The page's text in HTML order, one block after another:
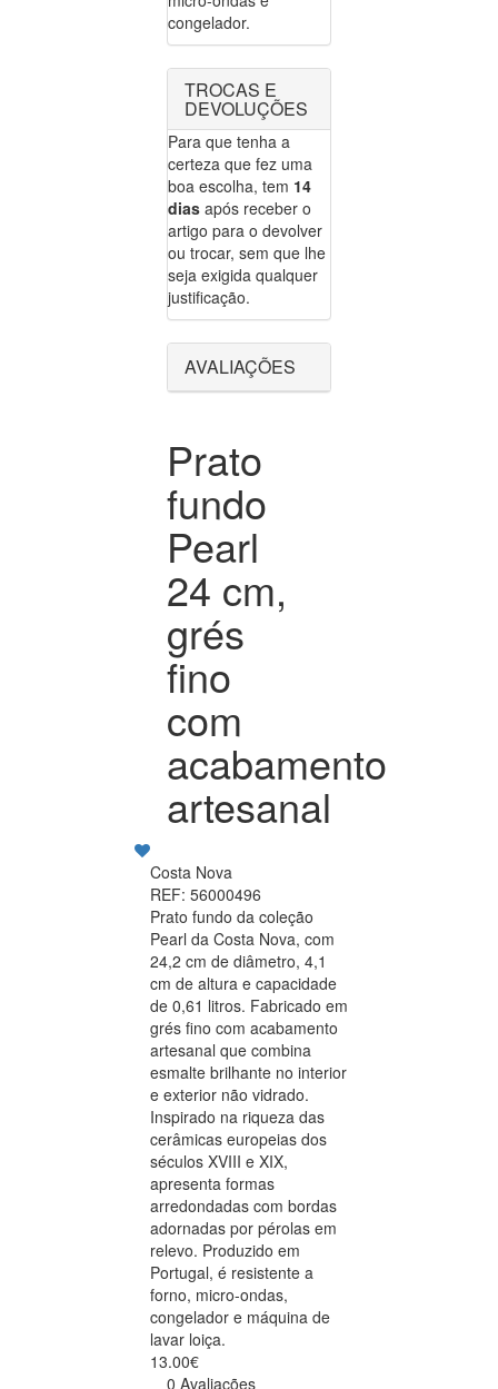
congelador.
TROCAS E
DEVOLUÇÕES
Para que tenha a
certeza que fez uma
boa escolha, tem 14
dias após receber o
artigo para o devolver
ou trocar, sem que lhe
seja exigida qualquer
justificação.
AVALIAÇÕES
Prato
fundo
Pearl
24 cm,
grés
fino
com
acabamento
artesanal
Costa Nova
REF: 56000496
Prato fundo da coleção
Pearl da Costa Nova, com
24,2 cm de diâmetro, 4,1
cm de altura e capacidade
de 0,61 litros. Fabricado em
grés fino com acabamento
artesanal que combina
esmalte brilhante no interior
e exterior não vidrado.
Inspirado na riqueza das
cerâmicas europeias dos
séculos XVIII e XIX,
apresenta formas
arredondadas com bordas
adornadas por pérolas em
relevo. Produzido em
Portugal, é resistente a
forno, micro-ondas,
congelador e máquina de
lavar loiça.
13.00€
0 Avaliações